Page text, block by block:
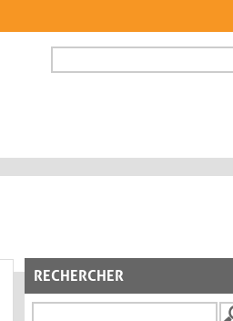
FORMULAIRE DE
RECHERCHER